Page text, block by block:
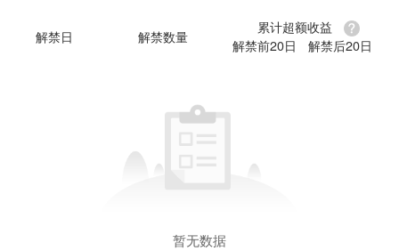
解禁日 解禁数量
累计超额收益
解禁前20日
解禁后20日
暂无数据